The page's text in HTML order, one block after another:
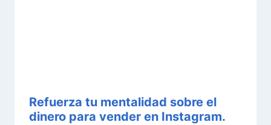
Refuerza tu mentalidad sobre el
dinero para vender en Instagram.